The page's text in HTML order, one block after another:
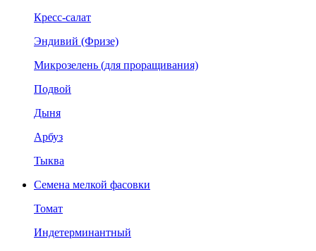
Кресс-салат
Эндивий (Фризе)
Микрозелень (для проращивания)
Подвой
Дыня
Арбуз
Тыква
Семена мелкой фасовки
Томат
Индетерминантный